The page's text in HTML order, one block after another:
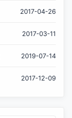
2017-04-26
2017-03-11
2019-07-14
2017-12-09